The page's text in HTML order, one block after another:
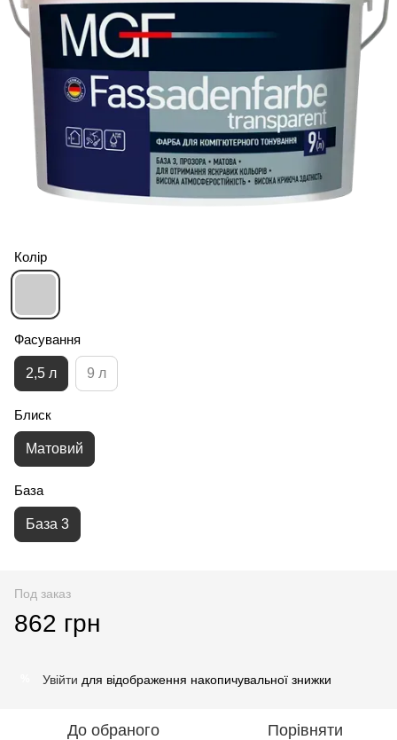
Колір
Фасування
2,5 л 9 л
Блиск
Матовий
База
База 3
Под заказ
862 грн
Увійти для відображення накопичувальної знижки
До обраного Порівняти